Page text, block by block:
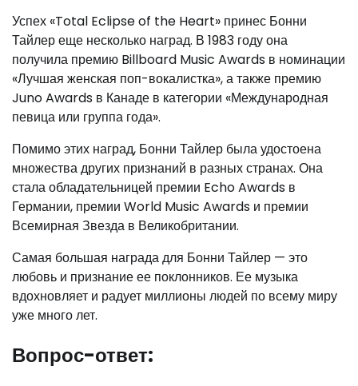
Успех «Total Eclipse of the Heart» принес Бонни
Тайлер еще несколько наград. В 1983 году она
получила премию Billboard Music Awards в номинации
«Лучшая женская поп-вокалистка», а также премию
Juno Awards в Канаде в категории «Международная
певица или группа года».
Помимо этих наград, Бонни Тайлер была удостоена
множества других признаний в разных странах. Она
стала обладательницей премии Echo Awards в
Германии, премии World Music Awards и премии
Всемирная Звезда в Великобритании.
Самая большая награда для Бонни Тайлер — это
любовь и признание ее поклонников. Ее музыка
вдохновляет и радует миллионы людей по всему миру
уже много лет.
Вопрос-ответ: